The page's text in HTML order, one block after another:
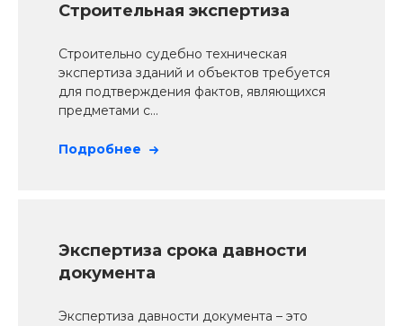
Строительная экспертиза
Строительно судебно техническая
экспертиза зданий и объектов требуется
для подтверждения фактов, являющихся
предметами с...
Подробнее
Экспертиза срока давности
документа
Экспертиза давности документа – это